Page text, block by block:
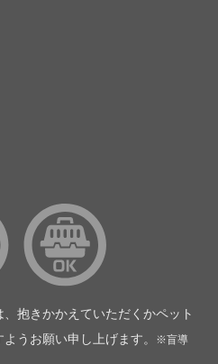
抱きかかえていただくかペット
うお願い申し上げます。
※盲導